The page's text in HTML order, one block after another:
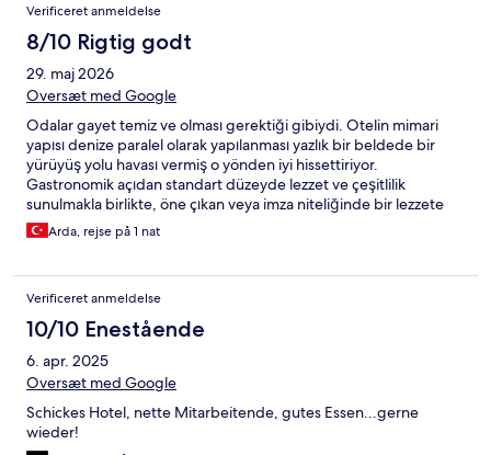
Verificeret anmeldelse
8/10 Rigtig godt
29. maj 2026
Oversæt med Google
Odalar gayet temiz ve olması gerektiği gibiydi. Otelin mimari
yapısı denize paralel olarak yapılanması yazlık bir beldede bir
yürüyüş yolu havası vermiş o yönden iyi hissettiriyor.
Gastronomik açıdan standart düzeyde lezzet ve çeşitlilik
sunulmakla birlikte, öne çıkan veya imza niteliğinde bir lezzete
rastlamadım. Otelin sahilindeki İskele aktif bir eğlence
konseptinin bir parçası, güzel bir sahne kurulmuş öğleden sonra
düzenleniyor. Otel çalışanları biraz yorgun ve mutsuz
görünüyorlardı bunda bayram yoğunluğunun da etkisi olabilir.
Genel anlamda iyi vakit geçirebileceğiniz bir otel.
Arda, rejse på 1 nat
Verificeret anmeldelse
10/10 Enestående
6. apr. 2025
Oversæt med Google
Schickes Hotel, nette Mitarbeitende, gutes Essen...gerne
wieder!